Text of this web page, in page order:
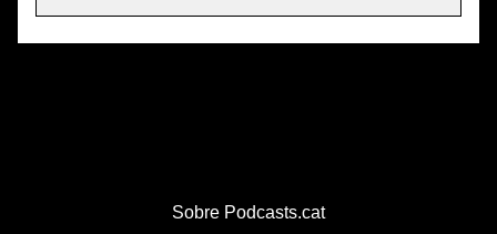
Sobre Podcasts.cat